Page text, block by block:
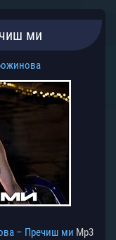
ми
– Пречиш ми Mp3